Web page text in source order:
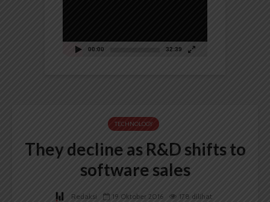
00:00 32:39
TECHNOLOGY
They decline as R&D shifts to
software sales
Redaksi 19 Oktober 2016
178 dilihat